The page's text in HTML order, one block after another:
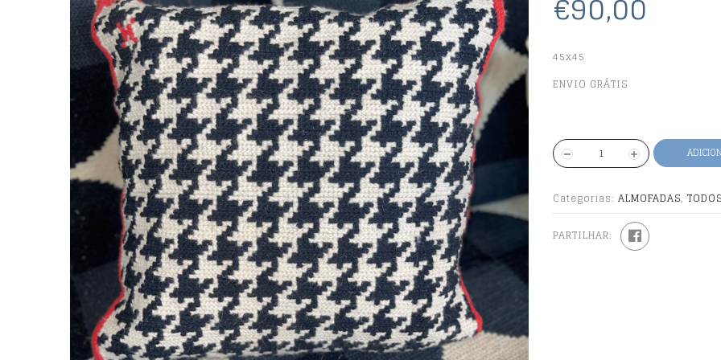
45x45
ENVIO GRÁTIS
Categorias: ALMOFADAS, TODOS
PARTILHAR: